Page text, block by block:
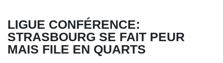
LIGUE CONFÉRENCE:
STRASBOURG SE FAIT PEUR
MAIS FILE EN QUARTS